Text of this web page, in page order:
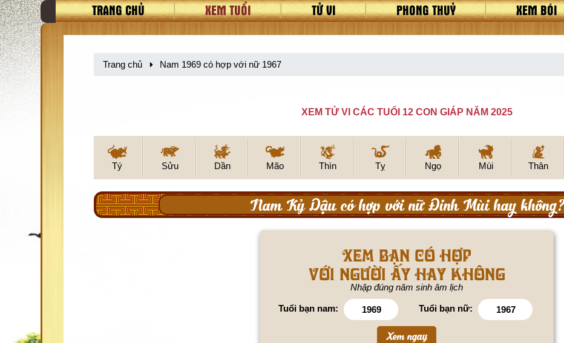
TRANG CHỦ XEM TUỔI TỬ VI PHONG THUỶ XEM BÓI
Trang chủ Nam 1969 có hợp với nữ 1967
XEM TỬ VI CÁC TUỔI 12 CON GIÁP NĂM 2025
Tý Sửu Dần Mão Thìn Tỵ Ngọ Mùi Thân
Nam Kỷ Dậu có hợp với nữ Đinh Mùi hay không?
XEM BẠN CÓ HỢP
VỚI NGƯỜI ẤY HAY KHÔNG
Nhập đúng năm sinh âm lịch
Tuổi bạn nam: Tuổi bạn nữ: